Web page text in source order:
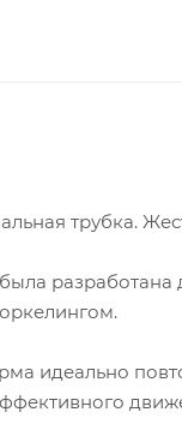
трубка.
идеально